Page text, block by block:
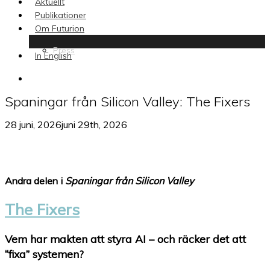
Publikationer
Om Futurion
Press
In English
Spaningar från Silicon Valley: The Fixers
28 juni, 2026juni 29th, 2026
Andra delen i Spaningar från Silicon Valley
The Fixers
Vem har makten att styra AI – och räcker det att
“fixa” systemen?